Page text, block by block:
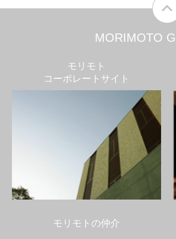
MORIMOTO
モリモト
コーポレートサイト
モリモトの仲介